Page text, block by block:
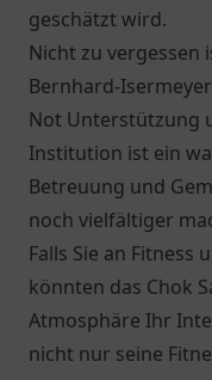
geschätzt wird.
Nicht zu vergessen
Bernhard-
Not Unterstützung
Institution ist ein
Betreuung und
noch vielfältiger
Falls Sie an Fitness
könnten das Chok
Atmosphäre Ihr
nicht nur seine